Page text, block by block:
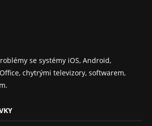
se systémy iOS, Android,
chytrými televizory, softwarem,